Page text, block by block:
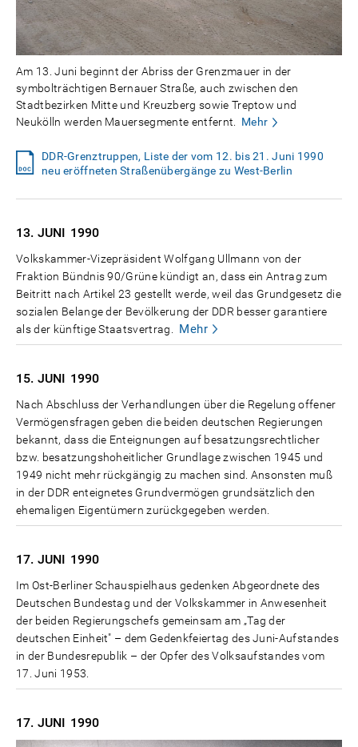
Am 13. Juni beginnt der Abriss der Grenzmauer in der
symbolträchtigen Bernauer Straße, auch zwischen den
Stadtbezirken Mitte und Kreuzberg sowie Treptow und
Neukölln werden Mauersegmente entfernt. Mehr
DDR-Grenztruppen, Liste der vom 12. bis 21. Juni 1990
neu eröffneten Straßenübergänge zu West-Berlin
13. JUNI 1990
Volkskammer-Vizepräsident Wolfgang Ullmann von der
Fraktion Bündnis 90/Grüne kündigt an, dass ein Antrag zum
Beitritt nach Artikel 23 gestellt werde, weil das Grundgesetz die
sozialen Belange der Bevölkerung der DDR besser garantiere
als der künftige Staatsvertrag.
Mehr
15. JUNI 1990
Nach Abschluss der Verhandlungen über die Regelung offener
Vermögensfragen geben die beiden deutschen Regierungen
bekannt, dass die Enteignungen auf besatzungsrechtlicher
bzw. besatzungshoheitlicher Grundlage zwischen 1945 und
1949 nicht mehr rückgängig zu machen sind. Ansonsten muß
in der DDR enteignetes Grundvermögen grundsätzlich den
ehemaligen Eigentümern zurückgegeben werden.
17. JUNI 1990
Im Ost-Berliner Schauspielhaus gedenken Abgeordnete des
Deutschen Bundestag und der Volkskammer in Anwesenheit
der beiden Regierungschefs gemeinsam am „Tag der
deutschen Einheit" – dem Gedenkfeiertag des Juni-Aufstandes
in der Bundesrepublik – der Opfer des Volksaufstandes vom
17. Juni 1953.
17. JUNI 1990